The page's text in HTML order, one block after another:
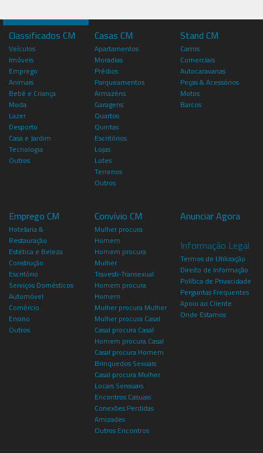
Classificados CM
Veículos
Imóveis
Emprego
Animais
Bebé e Criança
Moda
Lazer
Desporto
Casa e Jardim
Tecnologia
Outros
Casas CM
Apartamentos
Moradias
Prédios
Parqueamentos
Armazéns
Garagens
Quartos
Quintas
Escritórios
Lojas
Lotes
Terrenos
Outros
Stand CM
Carros
Comerciais
Autocaravanas
Peças & Acessórios
Motos
Barcos
Emprego CM
Hotelaria &
Restauração
Estética e Beleza
Construção
Escritório
Serviços Domésticos
Automóvel
Comércio
Ensino
Outros
Convívio CM
Mulher procura
Homem
Homem procura
Mulher
Travesti-Transexual
Homem procura
Homem
Mulher procura Mulher
Mulher procura Casal
Casal procura Casal
Homem procura Casal
Casal procura Homem
Brinquedos Sexuais
Casal procura Mulher
Locais Sensuais
Encontros Casuais
Conexões Perdidas
Amizades
Outros Encontros
Anunciar Agora
Informação Legal
Termos de Utilização
Direito de Informação
Política de Privacidade
Perguntas Frequentes
Apoio ao Cliente
Onde Estamos